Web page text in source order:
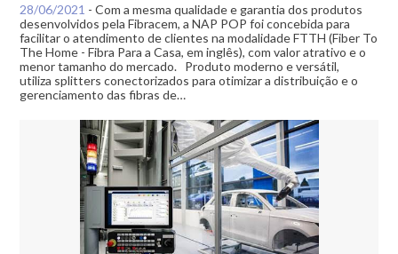
28/06/2021 -Com a mesma qualidade e garantia dos produtos
desenvolvidos pela Fibracem, a NAP POP foi concebida para
facilitar o atendimento de clientes na modalidade FTTH (Fiber To
The Home - Fibra Para a Casa, em inglês), com valor atrativo e o
menor tamanho do mercado. Produto moderno e versátil,
utiliza splitters conectorizados para otimizar a distribuição e o
gerenciamento das fibras de…